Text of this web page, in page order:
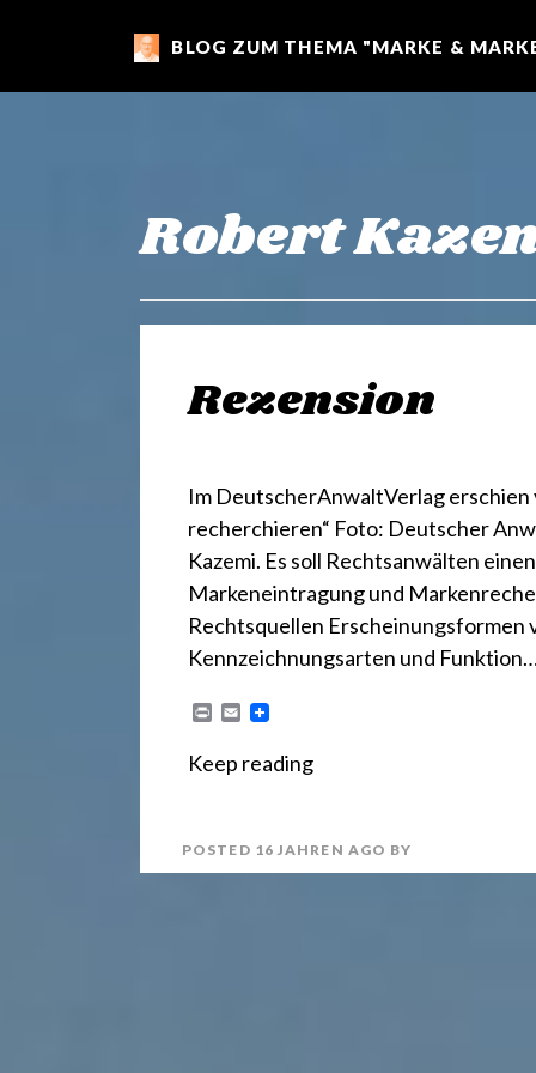
m
r
k
BLOG ZUM THEMA "MARKE &
Robert
Rezension
Im DeutscherAnwaltVerlag erschien
recherchieren“ Foto: Deutscher
Kazemi. Es soll Rechtsanwälten
Markeneintragung und
Rechtsquellen
Kennzeichnungsarten und
n
E
i
Keep reading
POSTED 16 JAHREN AGO BY